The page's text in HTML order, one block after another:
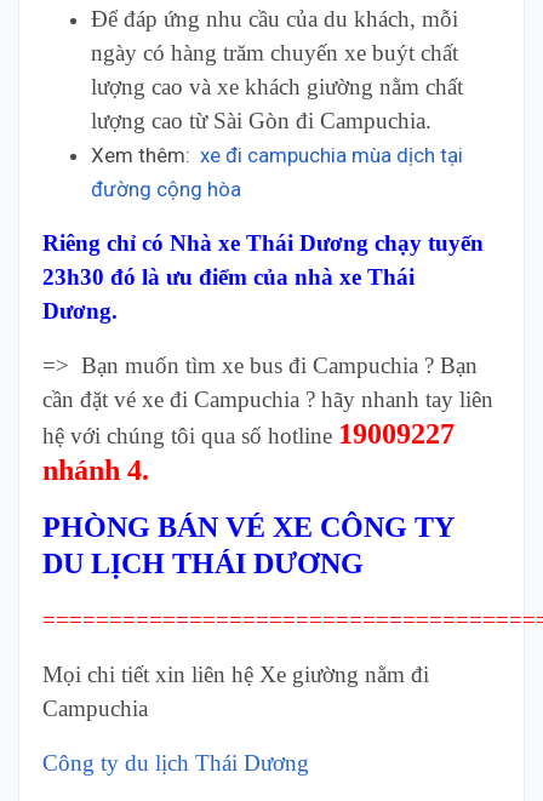
Để đáp ứng nhu cầu của du khách, mỗi
ngày có hàng trăm chuyến xe buýt chất
lượng cao và xe khách giường nằm chất
lượng cao từ Sài Gòn đi Campuchia.
Xem thêm: xe đi campuchia mùa dịch tại
đường cộng hòa
Riêng chỉ có Nhà xe Thái Dương chạy tuyến
23h30 đó là ưu điểm của nhà xe Thái
Dương.
=> Bạn muốn tìm xe bus đi Campuchia ? Bạn
cần đặt vé xe đi Campuchia ? hãy nhanh tay liên
hệ với chúng tôi qua số hotline 19009227
nhánh 4.
PHÒNG BÁN VÉ XE CÔNG TY
DU LỊCH THÁI DƯƠNG
Mọi chi tiết xin liên hệ Xe giường nằm đi
Campuchia
Công ty du lịch Thái Dương